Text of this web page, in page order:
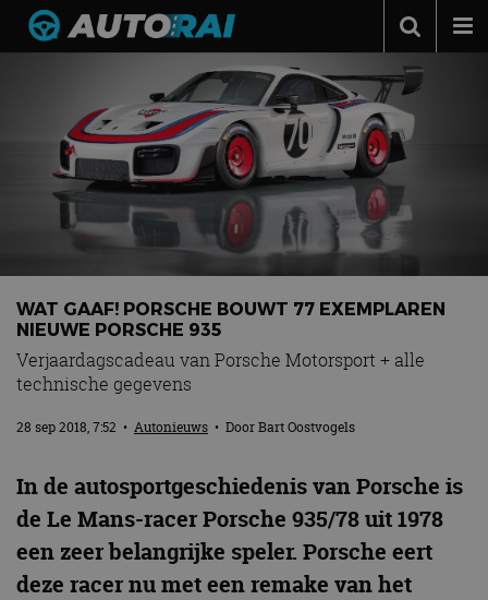
Podcast
Autotests
Automerken
Adverteren
Contact
MotorRAI.nl
WAT GAAF! PORSCHE BOUWT 77 EXEMPLAREN
NIEUWE PORSCHE 935
Verjaardagscadeau van Porsche Motorsport + alle
technische gegevens
28 sep 2018, 7:52 • Autonieuws • DoorBart Oostvogels
In de autosportgeschiedenis van Porsche is
de Le Mans-racer Porsche 935/78 uit 1978
een zeer belangrijke speler. Porsche eert
deze racer nu met een remake van het